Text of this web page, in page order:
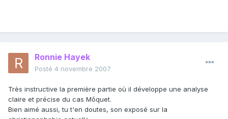
Ronnie Hayek
Posté 4 novembre 2007
Très instructive la première partie où il développe une analyse
claire et précise du cas Môquet.
Bien aimé aussi, tu t'en doutes, son exposé sur la